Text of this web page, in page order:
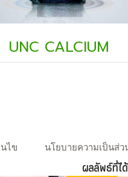
UNC CALCIUM
ไข นโยบายความเป็นส่ว
ผลลัพธ์ที่ไ